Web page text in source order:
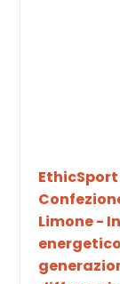
Limone -